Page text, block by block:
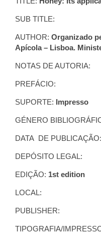
SUB TITLE:
AUTHOR: Organizado
Apícola – Lisboa.
NOTAS DE AUTORIA:
PREFÁCIO:
SUPORTE: Impresso
GÉNERO
DATA DE PUBLICAÇÃO:
DEPÓSITO LEGAL:
EDIÇÃO: 1st edition
LOCAL:
PUBLISHER:
TIPOGRAFIA/